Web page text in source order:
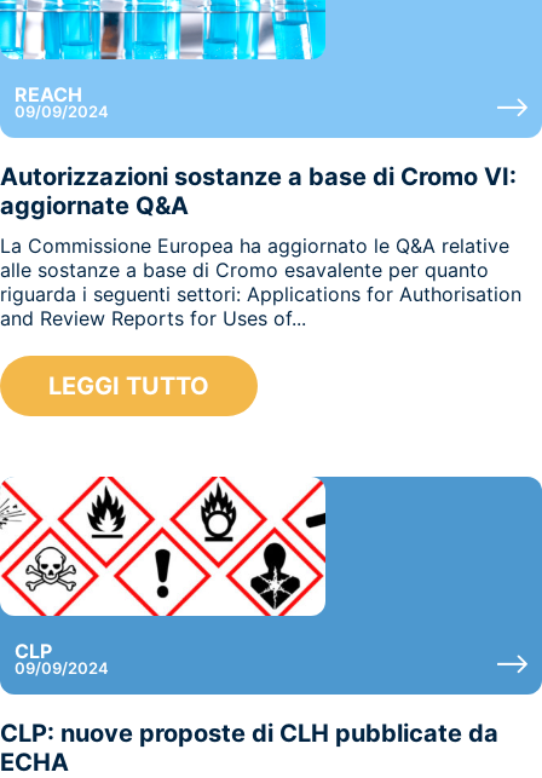
REACH
09/09/2024
Autorizzazioni sostanze a base di Cromo VI:
aggiornate Q&A
La Commissione Europea ha aggiornato le Q&A relative
alle sostanze a base di Cromo esavalente per quanto
riguarda i seguenti settori: Applications for Authorisation
and Review Reports for Uses of...
LEGGI TUTTO
CLP
09/09/2024
CLP: nuove proposte di CLH pubblicate da
ECHA